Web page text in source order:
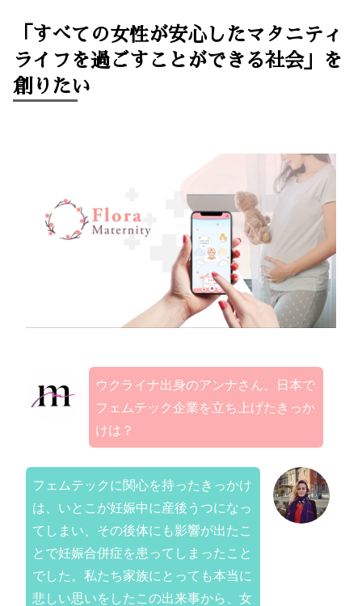
「すべての女性が安心したマタニティ
ライフを過ごすことができる社会」を
創りたい
ウクライナ出身のアンナさん。日本で
フェムテック企業を立ち上げたきっか
けは？
フェムテックに関心を持ったきっかけ
は、いとこが妊娠中に産後うつになっ
てしまい、その後体にも影響が出たこ
とで妊娠合併症を患ってしまったこと
でした。私たち家族にとっても本当に
悲しい思いをしたこの出来事から、女